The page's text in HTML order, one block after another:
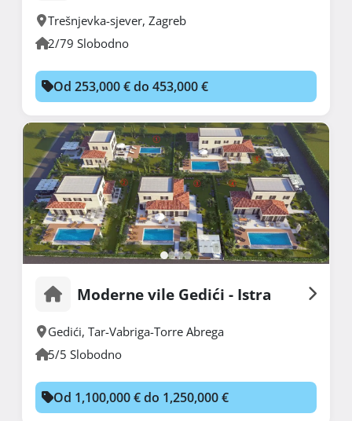
Trešnjevka-sjever, Zagreb
2/79 Slobodno
Od 253,000 € do 453,000 €
Moderne vile Gedići - Istra
Gedići, Tar-Vabriga-Torre Abrega
5/5 Slobodno
Od 1,100,000 € do 1,250,000 €